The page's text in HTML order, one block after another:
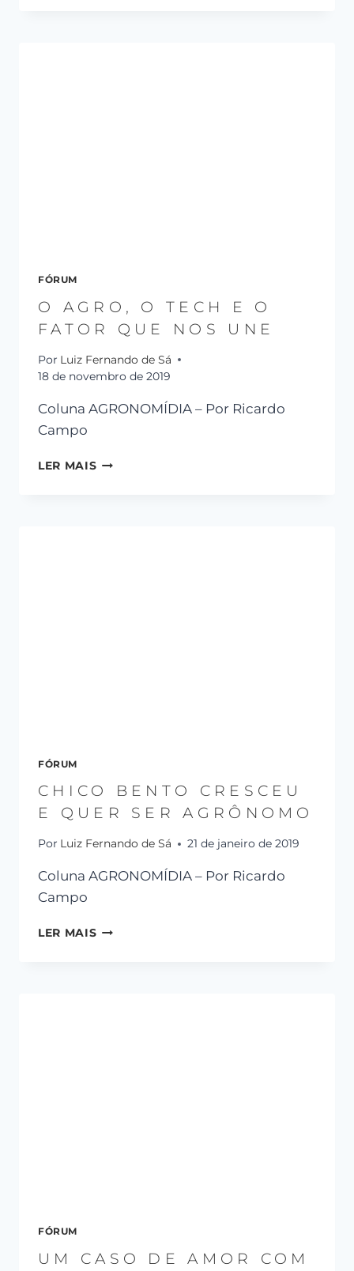
FÓRUM
O AGRO, O TECH E O
FATOR QUE NOS UNE
Por Luiz Fernando de Sá
18 de novembro de 2019
Coluna AGRONOMÍDIA – Por Ricardo
Campo
LER MAIS
FÓRUM
CHICO BENTO CRESCEU
E QUER SER AGRÔNOMO
Por Luiz Fernando de Sá 21 de janeiro de 2019
Coluna AGRONOMÍDIA – Por Ricardo
Campo
LER MAIS
FÓRUM
UM CASO DE AMOR COM